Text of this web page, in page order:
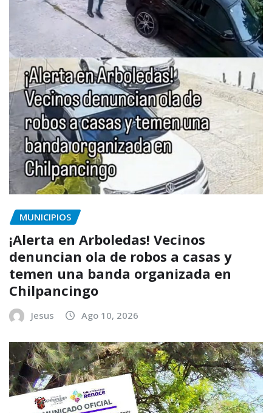
MUNICIPIOS
¡Alerta en Arboledas! Vecinos
denuncian ola de robos a casas y
temen una banda organizada en
Chilpancingo
Jesus Ago 10, 2026